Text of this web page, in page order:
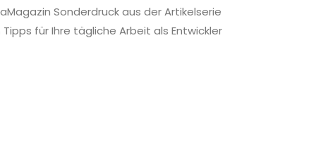
Sonderdruck aus der Artikelserie
für Ihre tägliche Arbeit als Entwickler